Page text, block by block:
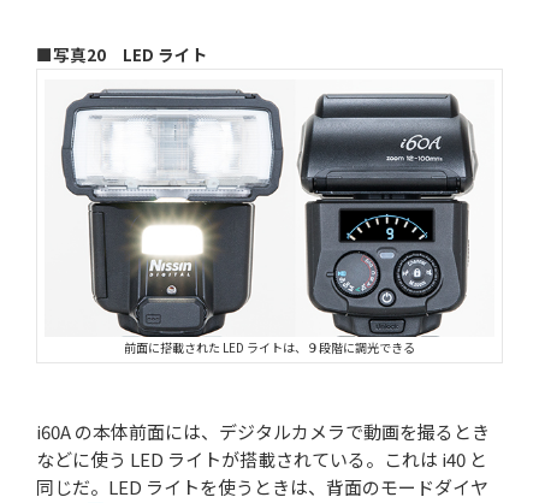
■写真20 LED ライト
前面に搭載された LED ライトは、９段階に調光できる
i60A の本体前面には、デジタルカメラで動画を撮るとき
などに使う LED ライトが搭載されている。これは i40 と
同じだ。LED ライトを使うときは、背面のモードダイヤ